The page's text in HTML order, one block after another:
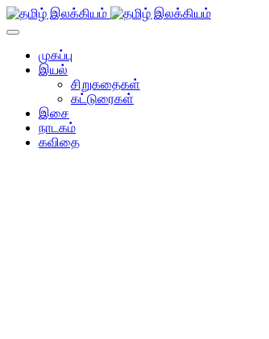
முகப்பு
இயல்
சிறுகதைகள்
கட்டுரைகள்
இசை
நாடகம்
கவிதை